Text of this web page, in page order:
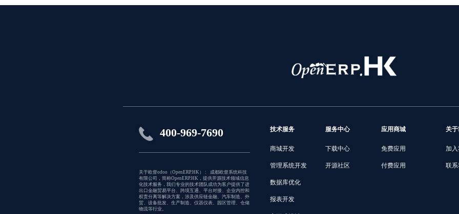
400-969-7690
关于欧督odoo（OpenERP.HK） : 成都欧督系统科技
有限公司，简称OpenERP.HK，提供开源技术领域信息
化技术服务，我们专业的技术团队成功为客户提供了进
出口金融贸易平台、跨境互通、平台对接、企业内控和
权责分离等解决方案，涉及供应链金融、汽车制造、外
贸、设备批发、生产制造、仪器仪表、园区管理、仓储
物流等行业。
技术服务
商城开发
管理系统开发
数据库优化
报表开发
服务中心
下载中心
开源社区
应用商城
免费应用
付费应用
关于
加入
联系